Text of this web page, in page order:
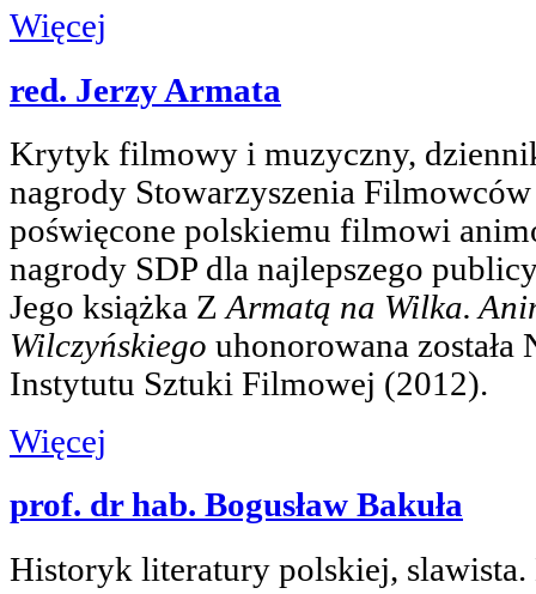
Więcej
red. Jerzy Armata
Krytyk filmowy i muzyczny,
nagrody Stowarzyszenia
poświęcone polskiemu filmowi
nagrody SDP dla najlepszego
Jego książka Z Armatą na Wilka.
Wilczyńskiego uhonorowana została
Instytutu Sztuki Filmowej (2012).
Więcej
prof. dr hab. Bogusław Bakuła
Historyk literatury polskiej,